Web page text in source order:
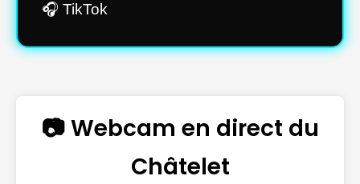
🎧 TikTok
📷 Webcam en direct du
Châtelet